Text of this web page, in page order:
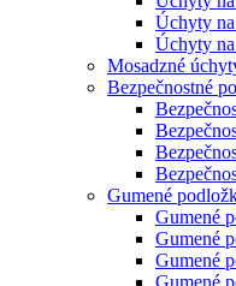
Úchyty
Úchyty
Mosadzné
Bezpečnostné
Gumené
Gumené
Gumené
Gumené
Gumené